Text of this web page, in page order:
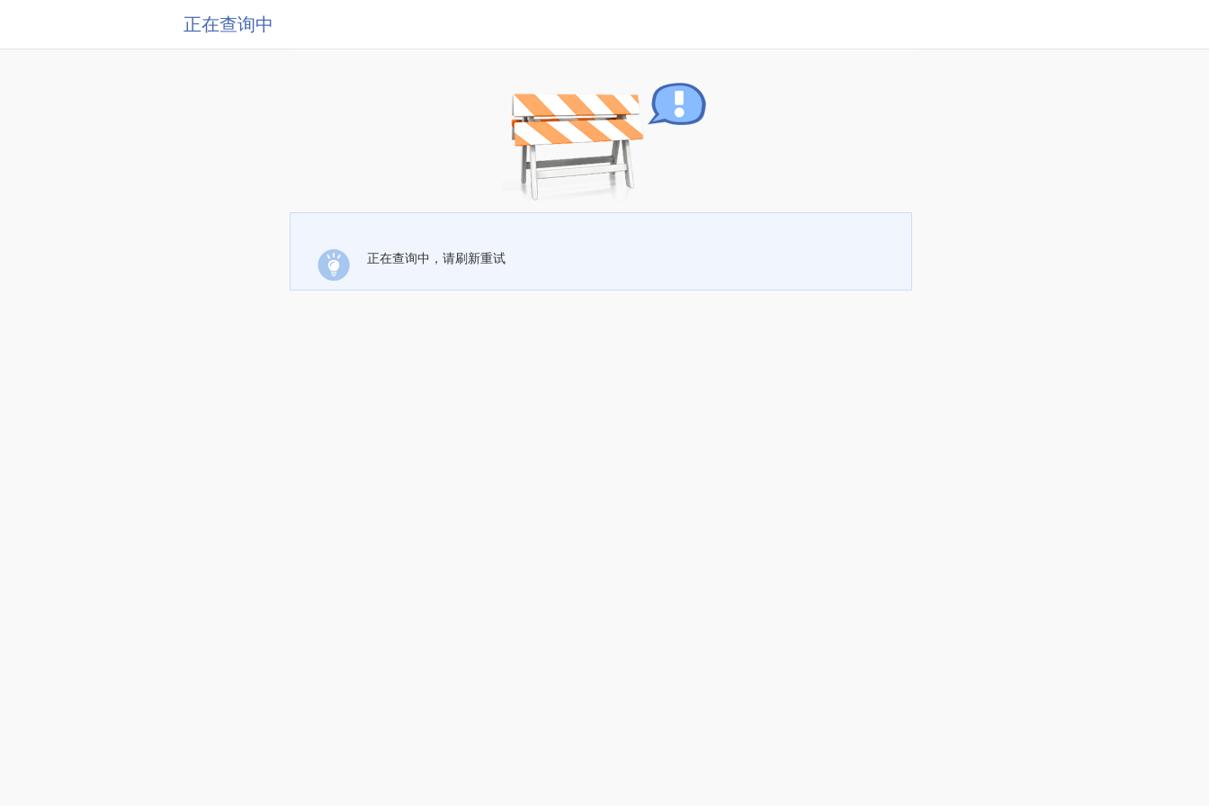
正在查询中
正在查询中，请刷新重试